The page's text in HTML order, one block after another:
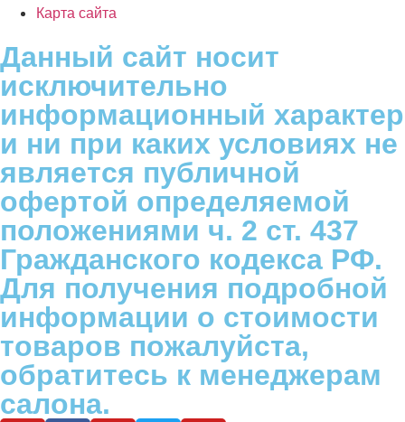
Карта сайта
Данный сайт носит
исключительно
информационный характер
и ни при каких условиях не
является публичной
офертой определяемой
положениями ч. 2 ст. 437
Гражданского кодекса РФ.
Для получения подробной
информации о стоимости
товаров пожалуйста,
обратитесь к менеджерам
салона.